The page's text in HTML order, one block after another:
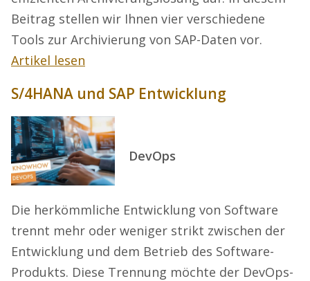
Beitrag stellen wir Ihnen vier verschiedene
Tools zur Archivierung von SAP-Daten vor.
Artikel lesen
S/4HANA und SAP Entwicklung
DevOps
Die herkömmliche Entwicklung von Software
trennt mehr oder weniger strikt zwischen der
Entwicklung und dem Betrieb des Software-
Produkts. Diese Trennung möchte der DevOps-